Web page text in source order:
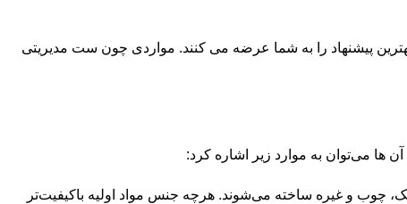
پیشنهاد را به شما عرضه می کنند. مواردی چون ست مدیریتی
ها می‌توان به موارد زیر اشاره کرد:
چوب و غیره ساخته می‌شوند. هرچه جنس مواد اولیه باکیفیت‌تر